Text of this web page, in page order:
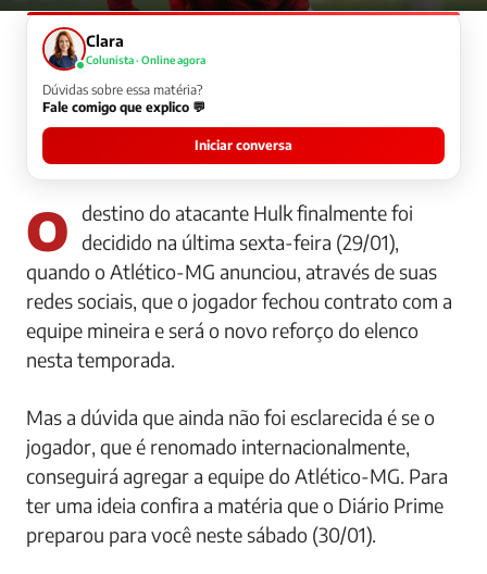
Clara
Colunista · Online agora
Dúvidas sobre essa matéria?
Fale comigo que explico 💬
Iniciar conversa
O destino do atacante Hulk finalmente foi decidido na última sexta-feira (29/01),
quando o Atlético-MG anunciou, através de suas
redes sociais, que o jogador fechou contrato com a
equipe mineira e será o novo reforço do elenco
nesta temporada.
Mas a dúvida que ainda não foi esclarecida é se o
jogador, que é renomado internacionalmente,
conseguirá agregar a equipe do Atlético-MG. Para
ter uma ideia confira a matéria que o Diário Prime
preparou para você neste sábado (30/01).